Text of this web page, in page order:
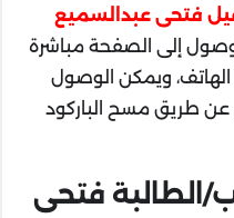
فتحى عبدالسميع
إلى الصفحة مباشرة
ويمكن الوصول
عن طريق مسح الباركود
الطالبة فتحى